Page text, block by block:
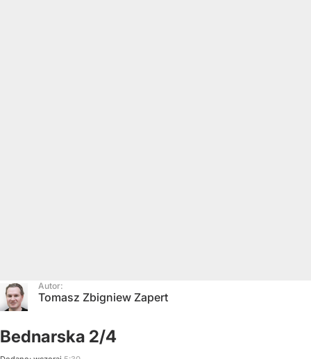
Autor:
Tomasz Zbigniew Zapert
Bednarska 2/4